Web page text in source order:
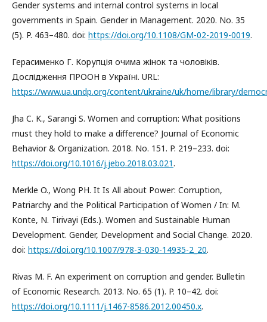
Gender systems and internal control systems in local
governments in Spain. Gender in Management. 2020. No. 35
(5). P. 463–480. doi: https://doi.org/10.1108/GM-02-2019-0019.
Герасименко Г. Корупція очима жінок та чоловіків.
Дослідження ПРООН в Україні. URL:
https://www.ua.undp.org/content/ukraine/uk/home/library/
Jha C. K., Sarangi S. Women and corruption: What positions
must they hold to make a difference? Journal of Economic
Behavior & Organization. 2018. No. 151. P. 219–233. doi:
https://doi.org/10.1016/j.jebo.2018.03.021.
Merkle O., Wong PH. It Is All about Power: Corruption,
Patriarchy and the Political Participation of Women / In: M.
Konte, N. Tirivayi (Eds.). Women and Sustainable Human
Development. Gender, Development and Social Change. 2020.
doi: https://doi.org/10.1007/978-3-030-14935-2_20.
Rivas M. F. An experiment on corruption and gender. Bulletin
of Economic Research. 2013. No. 65 (1). P. 10–42. doi:
https://doi.org/10.1111/j.1467-8586.2012.00450.x.